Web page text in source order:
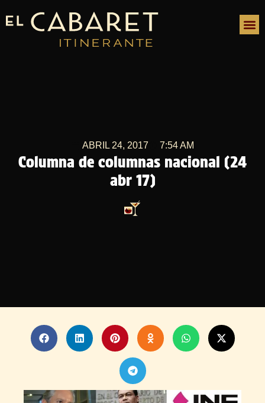
Columna de columnas nacional (24
abr 17)
ABRIL 24, 2017 7:54 AM